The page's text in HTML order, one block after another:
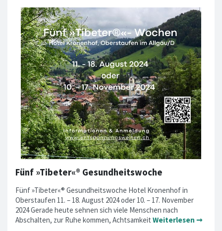
Fünf »Tibeter«® Gesundheitswoche
Fünf »Tibeter«® Gesundheitswoche Hotel Kronenhof in
Oberstaufen 11. – 18. August 2024 oder 10. – 17. November
2024 Gerade heute sehnen sich viele Menschen nach
Abschalten, zur Ruhe kommen, Achtsamkeit Weiterlesen ➞